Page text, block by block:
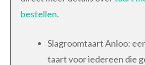
bestellen.
Slagroomtaart Anloo:
taart voor iedereen die